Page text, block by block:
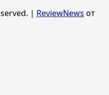
| ReviewNews от